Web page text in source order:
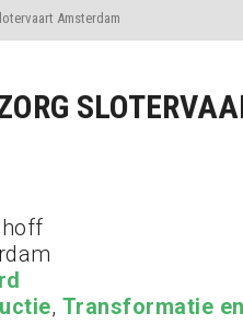
Amsterdam
, Transformatie